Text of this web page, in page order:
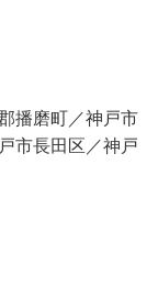
播磨町／神戸市
市長田区／神戸